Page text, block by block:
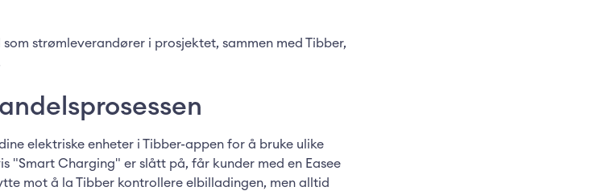
strømleverandører i prosjektet, sammen med Tibber,
elektriske enheter i Tibber-appen for å bruke ulike
"Smart Charging" er slått på, får kunder med en Easee
mot å la Tibber kontrollere elbilladingen, men alltid